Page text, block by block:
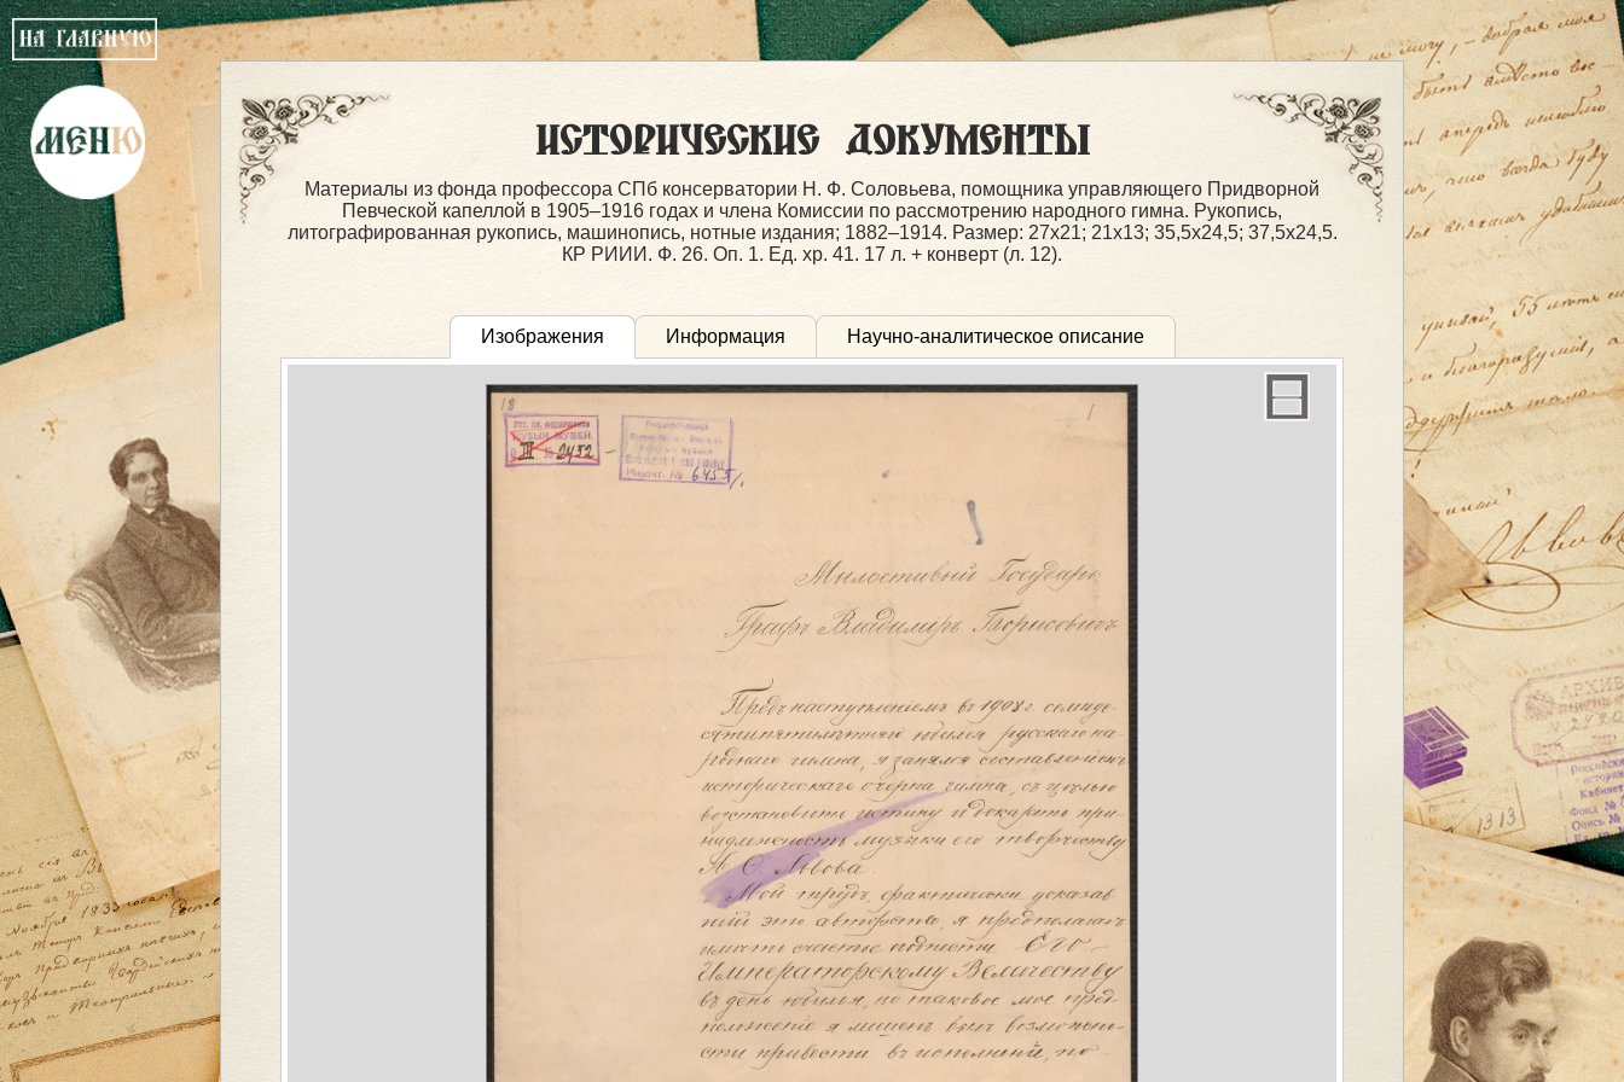
Исторические документьi
Материалы из фонда профессора СПб консерватории Н. Ф. Соловьева, помощника управляющего Придворной
Певческой капеллой в 1905–1916 годах и члена Комиссии по рассмотрению народного гимна. Рукопись,
литографированная рукопись, машинопись, нотные издания; 1882–1914. Размер: 27х21; 21х13; 35,5х24,5; 37,5х24,5.
КР РИИИ. Ф. 26. Оп. 1. Ед. хр. 41. 17 л. + конверт (л. 12).
Изображения Информация Научно-аналитическое описание